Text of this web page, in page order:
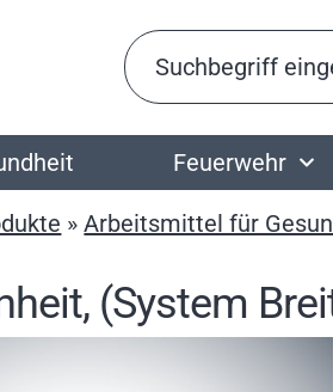
Feuerwehr
»Arbeitsmittel für
(System